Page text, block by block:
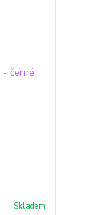
Skladem